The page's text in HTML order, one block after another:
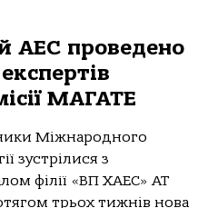
АЕС проведено
МАГАТЕ
Міжнародного
зустрілися з
філії «ВП ХАЕС» АТ
трьох тижнів нова